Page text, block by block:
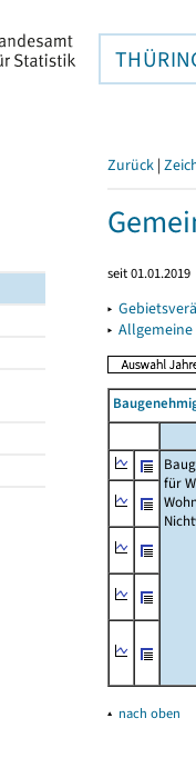
Zurück |
seit 01.01.2019
▸
▸
für
▴ nach oben